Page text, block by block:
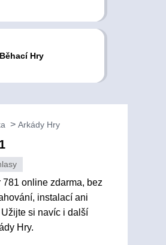
Běhací Hry
Arkády Hry
781 online zdarma, bez
instalací ani
si navíc i další
Hry.